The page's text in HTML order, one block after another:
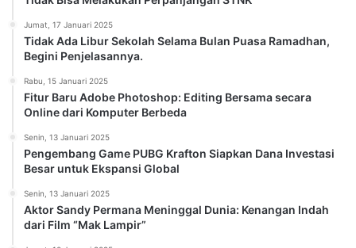
Jumat, 17 Januari 2025
Tidak Ada Libur Sekolah Selama Bulan Puasa Ramadhan,
Begini Penjelasannya.
Rabu, 15 Januari 2025
Fitur Baru Adobe Photoshop: Editing Bersama secara
Online dari Komputer Berbeda
Senin, 13 Januari 2025
Pengembang Game PUBG Krafton Siapkan Dana Investasi
Besar untuk Ekspansi Global
Senin, 13 Januari 2025
Aktor Sandy Permana Meninggal Dunia: Kenangan Indah
dari Film “Mak Lampir”